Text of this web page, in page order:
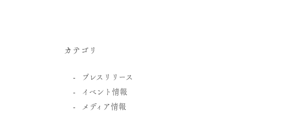
カテゴリ
プレスリリース
イベント情報
メディア情報